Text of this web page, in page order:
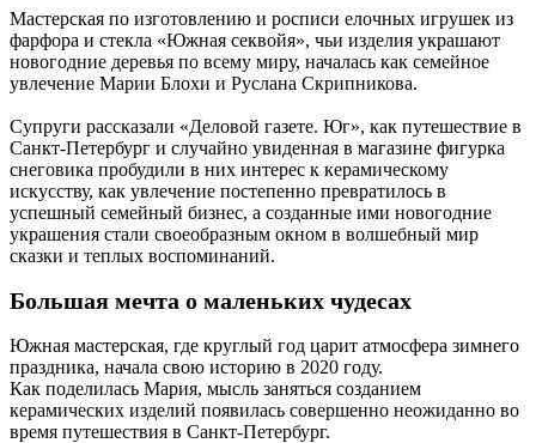
Мастерская по изготовлению и росписи елочных игрушек из
фарфора и стекла «Южная секвойя», чьи изделия украшают
новогодние деревья по всему миру, началась как семейное
увлечение Марии Блохи и Руслана Скрипникова.
Супруги рассказали «Деловой газете. Юг», как путешествие в
Санкт-Петербург и случайно увиденная в магазине фигурка
снеговика пробудили в них интерес к керамическому
искусству, как увлечение постепенно превратилось в
успешный семейный бизнес, а созданные ими новогодние
украшения стали своеобразным окном в волшебный мир
сказки и теплых воспоминаний.
Большая мечта о маленьких чудесах
Южная мастерская, где круглый год царит атмосфера зимнего
праздника, начала свою историю в 2020 году.
Как поделилась Мария, мысль заняться созданием
керамических изделий появилась совершенно неожиданно во
время путешествия в Санкт-Петербург.